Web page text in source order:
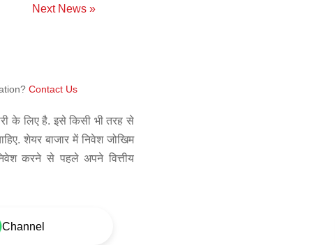
Next News »
Contact Us
के लिए है. इसे किसी भी तरह से
शेयर बाजार में निवेश जोखिम
करने से पहले अपने वित्तीय
Channel